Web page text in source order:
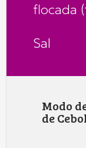
flocada
Sal
Modo
de